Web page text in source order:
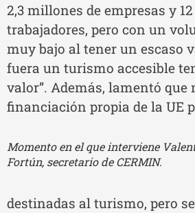
2,3 millones de empresas y
trabajadores, pero con un
muy bajo al tener un escaso
fuera un turismo accesible
valor”. Además, lamentó que
financiación propia de la UE
Momento en el que interviene
Fortún, secretario de CERMIN.
destinadas al turismo, pero